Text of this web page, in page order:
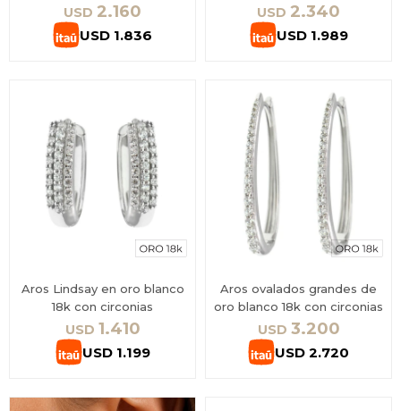
USD 2.160
USD 1.836
USD 2.340
USD 1.989
Aros Lindsay en oro blanco
18k con circonias
USD 1.410
USD 1.199
Aros ovalados grandes de
oro blanco 18k con circonias
USD 3.200
USD 2.720